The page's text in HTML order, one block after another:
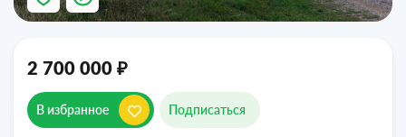
2 700 000 ₽
В избранное Подписаться